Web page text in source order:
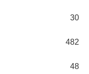
30
482
48